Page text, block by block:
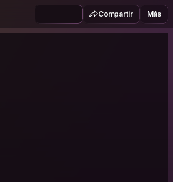
Compartir Más